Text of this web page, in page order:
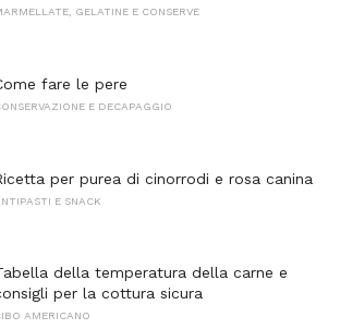
GELATINE E CONSERVE
fare le pere
E DECAPAGGIO
per purea di cinorrodi e rosa canina
E SNACK
della temperatura della carne e
per la cottura sicura
AMERICANO